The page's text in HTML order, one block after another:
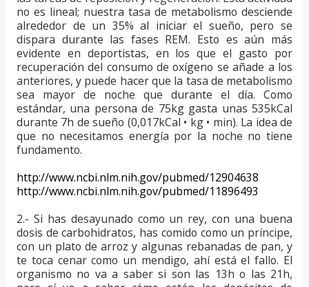
no es lineal; nuestra tasa de metabolismo desciende
alrededor de un 35% al iniciar el sueño, pero se
dispara durante las fases REM. Esto es aún más
evidente en deportistas, en los que el gasto por
recuperación del consumo de oxígeno se añade a los
anteriores, y puede hacer que la tasa de metabolismo
sea mayor de noche que durante el día. Como
estándar, una persona de 75kg gasta unas 535kCal
durante 7h de sueño (0,017kCal • kg • min). La idea de
que no necesitamos energía por la noche no tiene
fundamento.
http://www.ncbi.nlm.nih.gov/pubmed/12904638
http://www.ncbi.nlm.nih.gov/pubmed/11896493
2.- Si has desayunado como un rey, con una buena
dosis de carbohidratos, has comido como un príncipe,
con un plato de arroz y algunas rebanadas de pan, y
te toca cenar como un mendigo, ahí está el fallo. El
organismo no va a saber si son las 13h o las 21h,